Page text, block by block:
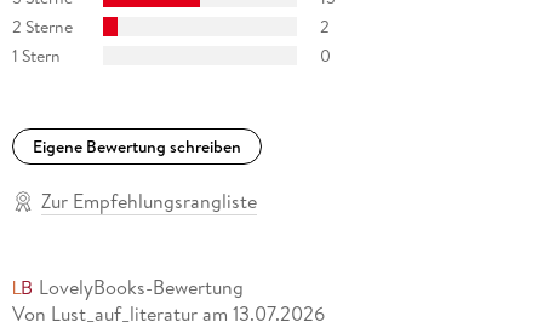
Romans die Genauigkeit, mit der hier sehr unterschiedliche
Seelennöte eingefangen werden. Wolfgang Höbel, Der
2 Sterne
2
1 Stern
0
Eigene Bewertung schreiben
Zur Empfehlungsrangliste
LovelyBooks-Bewertung
Von Lust_auf_literatur am 13.07.2026